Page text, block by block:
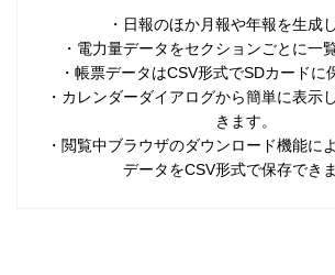
・日報のほか月報や年報を生成
・電力量データをセクションごとに一
・帳票データはCSV形式でSDカードに
・カレンダーダイアログから簡単に表示
きます。
・閲覧中ブラウザのダウンロード機能に
データをCSV形式で保存できま